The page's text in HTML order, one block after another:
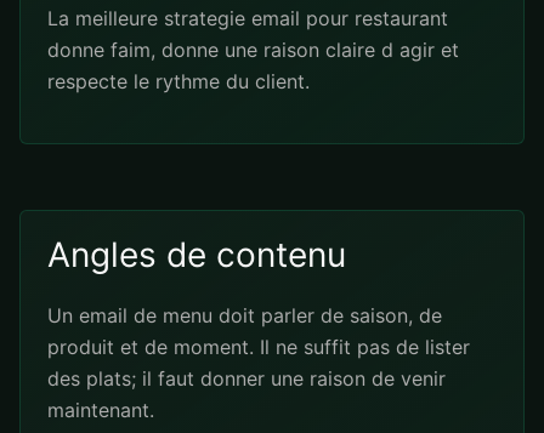
La meilleure strategie email pour restaurant
donne faim, donne une raison claire d agir et
respecte le rythme du client.
Angles de contenu
Un email de menu doit parler de saison, de
produit et de moment. Il ne suffit pas de lister
des plats; il faut donner une raison de venir
maintenant.